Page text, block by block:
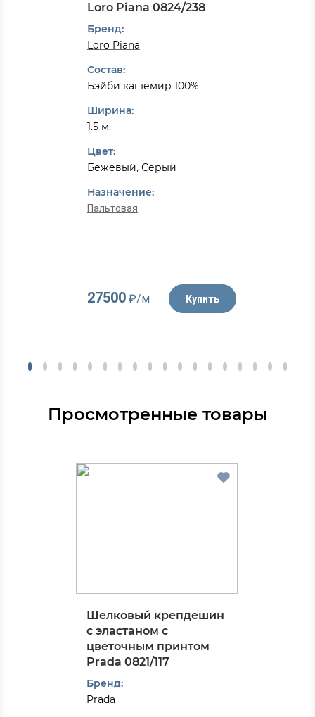
Loro Piana 0824/238
Бренд:
Loro Piana
Состав:
Бэйби кашемир 100%
Ширина:
1.5 м.
Цвет:
Бежевый, Серый
Назначение:
Пальтовая
27500₽/м Купить
Просмотренные товары
Шелковый крепдешин
с эластаном с
цветочным принтом
Prada 0821/117
Бренд:
Prada